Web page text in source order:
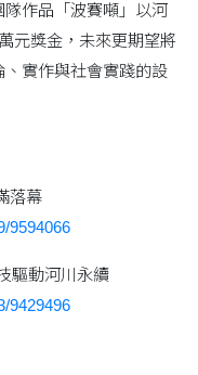
作品「波賽噸」以河
元獎金，未來更期望將
實作與社會實踐的設
落幕
9594066
驅動河川永續
9429496